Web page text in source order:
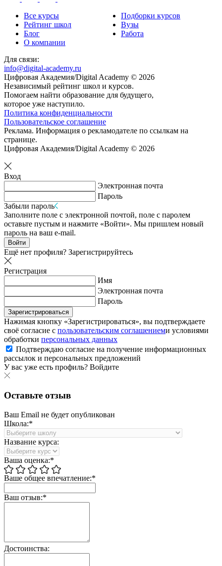
Все курсы
Подборки курсов
Рейтинг школ
Вузы
Блог
Работа
О компании
Для связи:
info@digital-academy.ru
Цифровая Академия/Digital Academy © 2026
Независимый рейтинг школ и курсов.
Помогаем найти образование для будущего,
которое уже наступило.
Политика конфиденциальности
Пользовательское соглашение
Реклама. Информация о рекламодателе по ссылкам на
странице.
Цифровая Академия/Digital Academy © 2026
Вход
Электронная почта
Пароль
Забыли пароль
Заполните поле с электронной почтой, поле с паролем
оставьте пустым и нажмите «Войти». Мы пришлем новый
пароль на ваш e-mail.
Войти
Ещё нет профиля? Зарегистрируйтесь
Регистрация
Имя
Электронная почта
Пароль
Зарегистрироваться
Нажимая кнопку «Зарегистрироваться», вы подтверждаете
своё согласие с пользовательским соглашениеми условиями
обработки персональных данных
Подтверждаю согласие на получение информационных
рассылок и персональных предложений
У вас уже есть профиль? Войдите
Оставьте отзыв
Ваш Email не будет опубликован
Школа:*
Название курса:
Ваша оценка:*
Ваше общее впечатление:*
Ваш отзыв:*
Достоинства: